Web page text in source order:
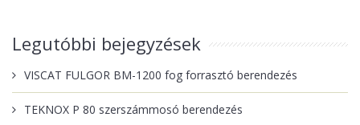
Legutóbbi bejegyzések
VISCAT FULGOR BM-1200 fog forrasztó berendezés
TEKNOX P 80 szerszámmosó berendezés